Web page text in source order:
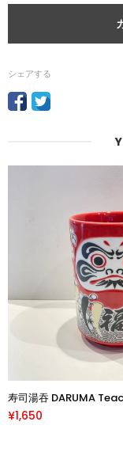
シェアする
栓抜きMG富士山 マグ
mount Fuji JAPAN
スーベニア souvenir ホ